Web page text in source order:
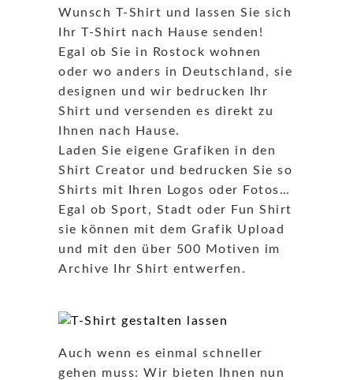
Wunsch T-Shirt und lassen Sie sich
Ihr T-Shirt nach Hause senden!
Egal ob Sie in Rostock wohnen
oder wo anders in Deutschland, sie
designen und wir bedrucken Ihr
Shirt und versenden es direkt zu
Ihnen nach Hause.
Laden Sie eigene Grafiken in den
Shirt Creator und bedrucken Sie so
Shirts mit Ihren Logos oder Fotos…
Egal ob Sport, Stadt oder Fun Shirt
sie können mit dem Grafik Upload
und mit den über 500 Motiven im
Archive Ihr Shirt entwerfen.
Auch wenn es einmal schneller
gehen muss: Wir bieten Ihnen nun